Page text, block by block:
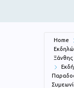
Home
Ξάνθης